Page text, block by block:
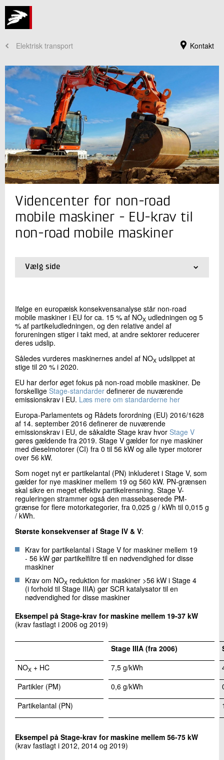
Kontakt
Elektrisk transport
Jeg er din kontaktperson
Jakob Christian Legarth Søndergaard
Sektionsleder
Grønne Energisystemer
+45 72 20 28 03
Skriv til mig
Videncenter for non-road
mobile maskiner - EU-krav til
non-road mobile maskiner
Vælg side
01.Forside
04.EU-krav defineret i Stage-standarder
05.Begrænsning af emissioner
06.Miljøzoner og andre særlige krav til
entreprenørmaskiner
08.Digital udvikling
09. Link til relevante dokumenter og hjemmesider
10. Kontakt os
Ifølge en europæisk konsekvensanalyse står non-road
mobile maskiner i EU for ca. 15 % af NOX udledningen og 5
% af partikeludledningen, og den relative andel af
forureningen stiger i takt med, at andre sektorer reducerer
deres udslip.
Således vurderes maskinernes andel af NOX udslippet at
stige til 20 % i 2020.
EU har derfor øget fokus på non-road mobile maskiner. De
forskellige Stage-standarder definerer de nuværende
emissionskrav i EU. Læs mere om standarderne her
Europa-Parlamentets og Rådets forordning (EU) 2016/1628
af 14. september 2016 definerer de nuværende
emissionskrav i EU, de såkaldte Stage krav hvor Stage V
gøres gældende fra 2019. Stage V gælder for nye maskiner
med dieselmotorer (CI) fra 0 til 56 kW og alle typer motorer
over 56 kW.
Som noget nyt er partikelantal (PN) inkluderet i Stage V, som
gælder for nye maskiner mellem 19 og 560 kW. PN-grænsen
skal sikre en meget effektiv partikelrensning. Stage V-
reguleringen strammer også den massebaserede PM-
grænse for flere motorkategorier, fra 0,025 g / kWh til 0,015 g
/ kWh.
Største konsekvenser af Stage IV & V:
Krav for partikelantal i Stage V for maskiner mellem 19
- 56 kW gør partikelfiltre til en nødvendighed for disse
maskiner
Krav om NOX reduktion for maskiner >56 kW i Stage 4
(i forhold til Stage IIIA) gør SCR katalysator til en
nødvendighed for disse maskiner
Eksempel på Stage-krav for maskine mellem 19-37 kW
(krav fastlagt i 2006 og 2019)
Stage IIIA (fra 2006)
NOX + HC 7,5 g/kWh
Partikler (PM)
0,6 g/kWh
Partikelantal (PN)
Eksempel på Stage-krav for maskine mellem 56-75 kW
(krav fastlagt i 2012, 2014 og 2019)